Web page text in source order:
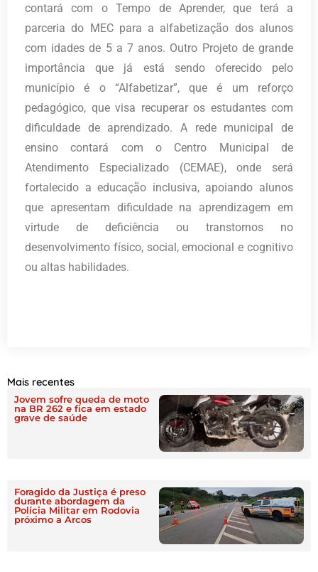
contará com o Tempo de Aprender, que terá a
parceria do MEC para a alfabetização dos alunos
com idades de 5 a 7 anos. Outro Projeto de grande
importância que já está sendo oferecido pelo
município é o “Alfabetizar”, que é um reforço
pedagógico, que visa recuperar os estudantes com
dificuldade de aprendizado. A rede municipal de
ensino contará com o Centro Municipal de
Atendimento Especializado (CEMAE), onde será
fortalecido a educação inclusiva, apoiando alunos
que apresentam dificuldade na aprendizagem em
virtude de deficiência ou transtornos no
desenvolvimento físico, social, emocional e cognitivo
ou altas habilidades.
Mais recentes
Jovem sofre queda de moto
na BR 262 e fica em estado
grave de saúde
Foragido da Justiça é preso
durante abordagem da
Polícia Militar em Rodovia
próximo a Arcos